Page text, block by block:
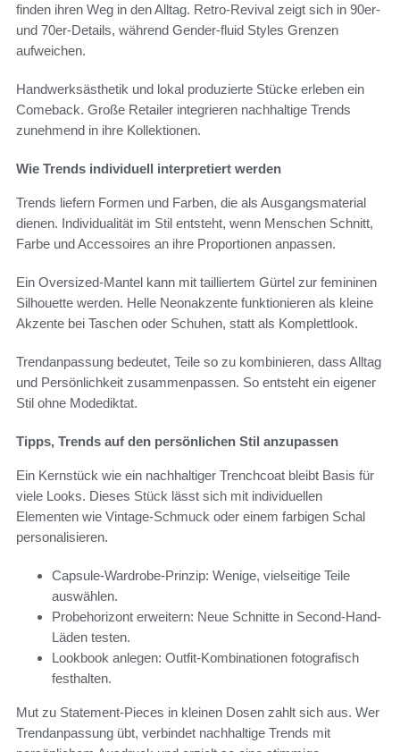
finden ihren Weg in den Alltag. Retro-Revival zeigt sich in 90er-
und 70er-Details, während Gender-fluid Styles Grenzen
aufweichen.
Handwerksästhetik und lokal produzierte Stücke erleben ein
Comeback. Große Retailer integrieren nachhaltige Trends
zunehmend in ihre Kollektionen.
Wie Trends individuell interpretiert werden
Trends liefern Formen und Farben, die als Ausgangsmaterial
dienen. Individualität im Stil entsteht, wenn Menschen Schnitt,
Farbe und Accessoires an ihre Proportionen anpassen.
Ein Oversized-Mantel kann mit tailliertem Gürtel zur femininen
Silhouette werden. Helle Neonakzente funktionieren als kleine
Akzente bei Taschen oder Schuhen, statt als Komplettlook.
Trendanpassung bedeutet, Teile so zu kombinieren, dass Alltag
und Persönlichkeit zusammenpassen. So entsteht ein eigener
Stil ohne Modediktat.
Tipps, Trends auf den persönlichen Stil anzupassen
Ein Kernstück wie ein nachhaltiger Trenchcoat bleibt Basis für
viele Looks. Dieses Stück lässt sich mit individuellen
Elementen wie Vintage-Schmuck oder einem farbigen Schal
personalisieren.
Capsule-Wardrobe-Prinzip: Wenige, vielseitige Teile
auswählen.
Probehorizont erweitern: Neue Schnitte in Second-Hand-
Läden testen.
Lookbook anlegen: Outfit-Kombinationen fotografisch
festhalten.
Mut zu Statement-Pieces in kleinen Dosen zahlt sich aus. Wer
Trendanpassung übt, verbindet nachhaltige Trends mit